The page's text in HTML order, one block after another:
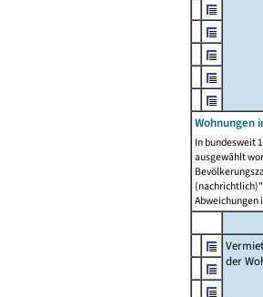
Wohnungen
In bundesweit
ausgewählt
Abweichungen
der